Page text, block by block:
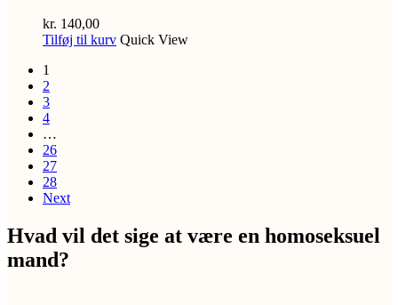
kr. 140,00
Tilføj til kurv Quick View
1
2
3
4
…
26
27
28
Next
Hvad vil det sige at være en homoseksuel
mand?